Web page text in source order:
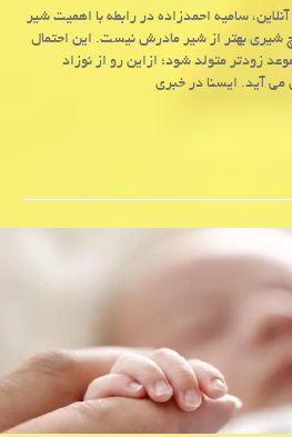
سامیه احمدزاده در رابطه با اهمیت شیر
شیری بهتر از شیر مادرش نیست. این احتمال
زودتر متولد شود؛ ازاین رو از نوزاد
آید. ایسنا در خبری